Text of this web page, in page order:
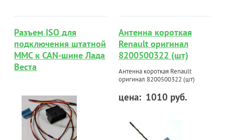
Разъем ISO для
подключения штатной
ММС к CAN-шине Лада
Веста
Антенна короткая
Renault оригинал
8200500322 (шт)
Антенна короткая Renault
оригинал 8200500322 (шт)
цена: 1010 руб.